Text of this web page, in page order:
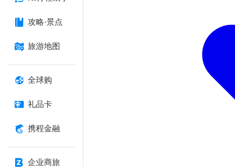
攻略·景点
旅游地图
全球购
礼品卡
携程金融
企业商旅